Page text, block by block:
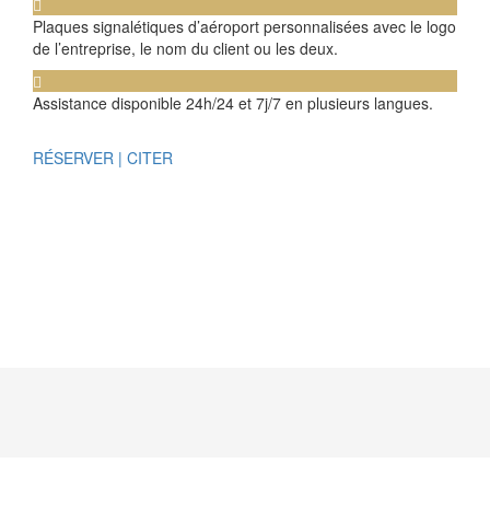
Plaques signalétiques d’aéroport personnalisées avec le logo
de l’entreprise, le nom du client ou les deux.
Assistance disponible 24h/24 et 7j/7 en plusieurs langues.
RÉSERVER | CITER